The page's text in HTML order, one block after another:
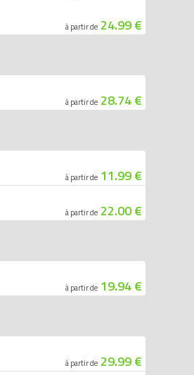
à partir de 24.99 €
à partir de 28.74 €
à partir de 11.99 €
à partir de 22.00 €
à partir de 19.94 €
à partir de 29.99 €